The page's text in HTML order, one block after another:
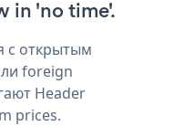
in 'no time'.
с открытым
foreign
Header
prices.